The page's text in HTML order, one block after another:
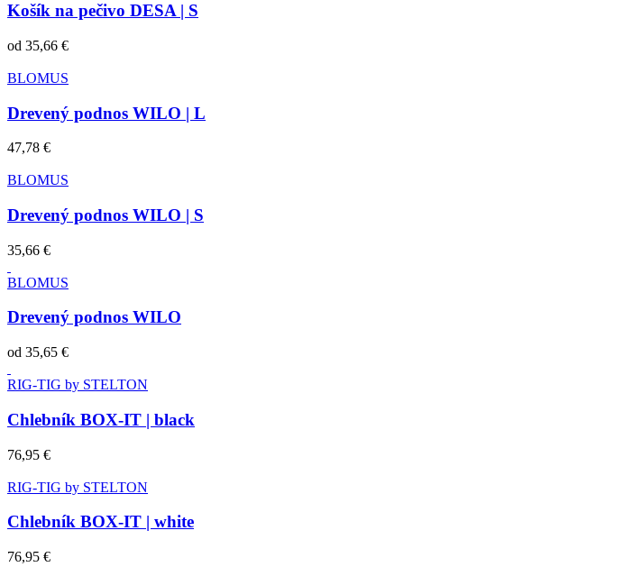
Košík na pečivo DESA | S
od 35,66 €
BLOMUS
Drevený podnos WILO | L
47,78 €
BLOMUS
Drevený podnos WILO | S
35,66 €
BLOMUS
Drevený podnos WILO
od 35,65 €
RIG-TIG by STELTON
Chlebník BOX-IT | black
76,95 €
RIG-TIG by STELTON
Chlebník BOX-IT | white
76,95 €